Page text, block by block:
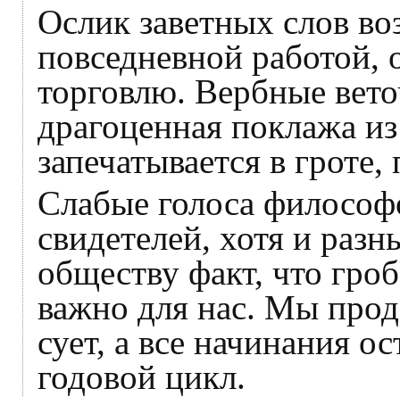
Ослик заветных слов
повседневной работой,
торговлю. Вербные
драгоценная поклажа
запечатывается в
Слабые голоса
свидетелей, хотя и
обществу факт, что
важно для нас. Мы
сует, а все начинания
годовой цикл.